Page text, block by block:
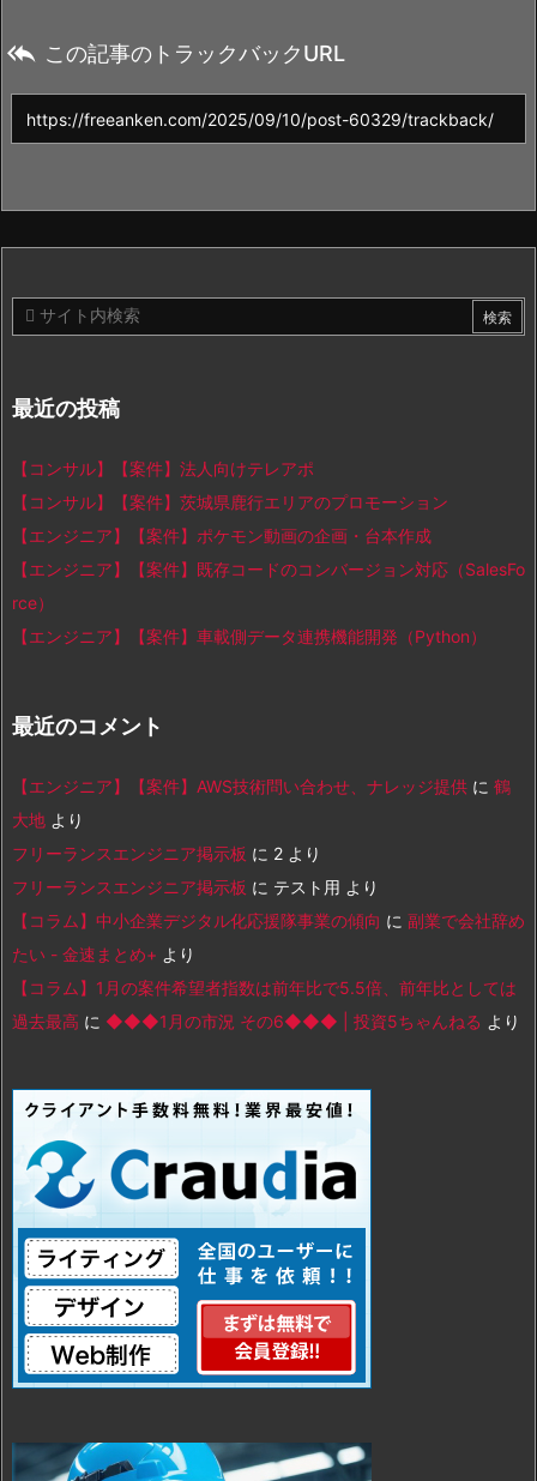
 この記事のトラックバックURL
最近の投稿
【コンサル】【案件】法人向けテレアポ
【コンサル】【案件】茨城県鹿行エリアのプロモーション
【エンジニア】【案件】ポケモン動画の企画・台本作成
【エンジニア】【案件】既存コードのコンバージョン対応（SalesFo
rce）
【エンジニア】【案件】車載側データ連携機能開発（Python）
最近のコメント
【エンジニア】【案件】AWS技術問い合わせ、ナレッジ提供 に 鶴
大地 より
フリーランスエンジニア掲示板 に 2 より
フリーランスエンジニア掲示板 に テスト用 より
【コラム】中小企業デジタル化応援隊事業の傾向 に 副業で会社辞め
たい - 金速まとめ+ より
【コラム】1月の案件希望者指数は前年比で5.5倍、前年比としては
過去最高 に ◆◆◆1月の市況 その6◆◆◆ | 投資5ちゃんねる より